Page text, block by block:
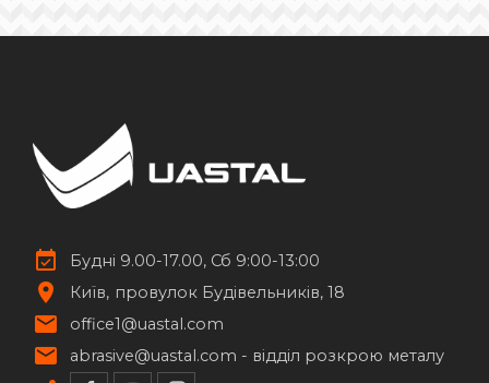
Будні 9.00-17.00, Сб 9:00-13:00
Київ
провулок Будівельників, 18
office1@uastal.com
abrasive@uastal.com - відділ розкрою металу